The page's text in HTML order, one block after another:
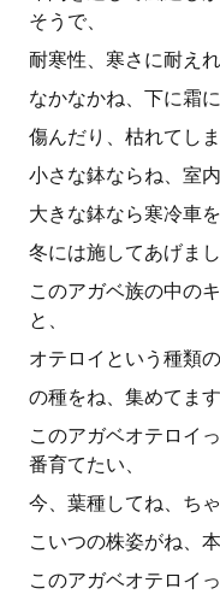
そうで、
耐寒性、寒さに耐え
なかなかね、下に霜
傷んだり、枯れてし
小さな鉢ならね、室
大きな鉢なら寒冷車
冬には施してあげま
このアガベ族の中の
と、
オテロイという種類
の種をね、集めてます
このアガベオテロイ
番育てたい、
今、葉種してね、ち
こいつの株姿がね、
このアガベオテロイ